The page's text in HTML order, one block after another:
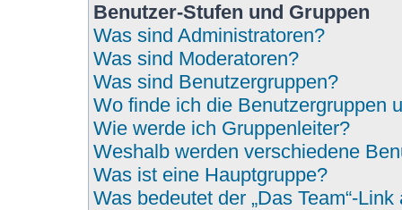
Benutzer-Stufen und Gruppen
Was sind Administratoren?
Was sind Moderatoren?
Was sind Benutzergruppen?
Wo finde ich die Benutzergruppen
Wie werde ich Gruppenleiter?
Weshalb werden verschiedene
Was ist eine Hauptgruppe?
Was bedeutet der „Das Team“-